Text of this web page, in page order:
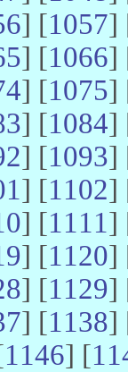
] [1057]
] [1066]
] [1075]
] [1084]
] [1093]
] [1102]
] [1111]
] [1120]
] [1129]
] [1138]
1146] [